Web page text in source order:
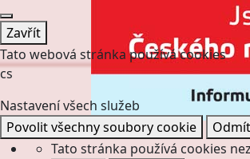
Zavřít
Tato webová stránka používá cookies
cs
Nastavení všech služeb
Povolit všechny soubory cookie
Tato stránka používá cookies